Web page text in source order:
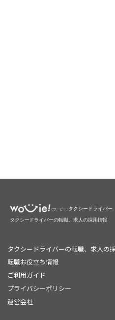
タクシードライバーの転職、求人の
転職お役立ち情報
ご利用ガイド
プライバシーポリシー
運営会社